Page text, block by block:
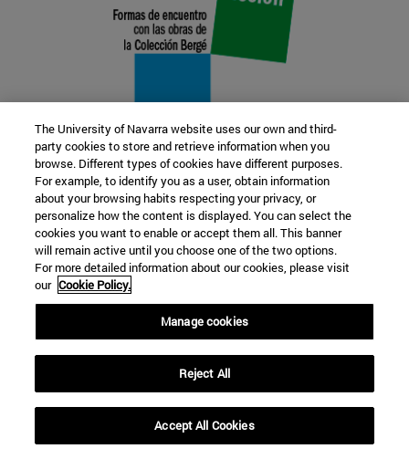
22 SEP
FUNCIÓN Y FICCIÓN. Varios artistas
Más información
The University of Navarra website uses our own and third-
party cookies to store and retrieve information when you
browse. Different types of cookies have different purposes.
For example, to identify you as a user, obtain information
about your browsing habits respecting your privacy, or
personalize how the content is displayed. You can select the
cookies you want to enable or accept them all. This banner
will remain active until you choose one of the two options.
For more detailed information about our cookies, please visit
our Cookie Policy.
Manage cookies
Reject All
Accept All Cookies